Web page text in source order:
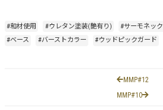
#和材使用 #ウレタン塗装(艶有り) #サーモネック
#ベース
#バーストカラー #ウッドピックガード
MMP#10
MMP#12